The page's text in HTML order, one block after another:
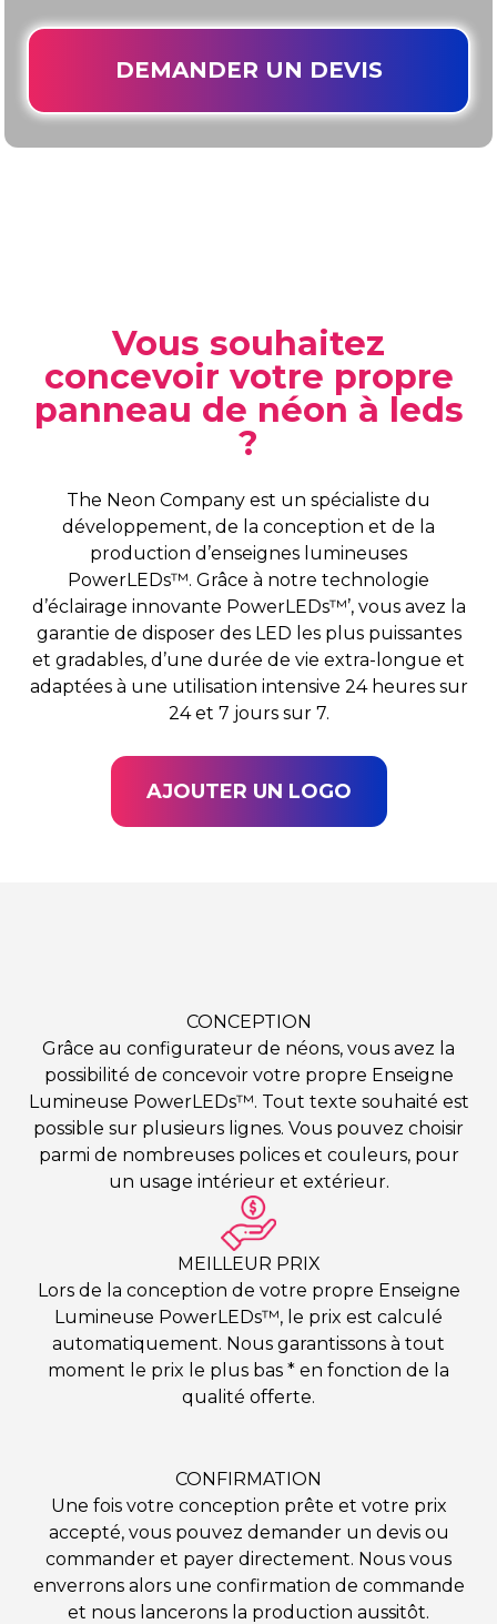
DEMANDER UN DEVIS
Vous souhaitez
concevoir votre propre
panneau de néon à leds
?
The Neon Company est un spécialiste du
développement, de la conception et de la
production d’enseignes lumineuses
PowerLEDs™. Grâce à notre technologie
d’éclairage innovante PowerLEDs™’, vous avez la
garantie de disposer des LED les plus puissantes
et gradables, d’une durée de vie extra-longue et
adaptées à une utilisation intensive 24 heures sur
24 et 7 jours sur 7.
AJOUTER UN LOGO
CONCEPTION
Grâce au configurateur de néons, vous avez la
possibilité de concevoir votre propre Enseigne
Lumineuse PowerLEDs™. Tout texte souhaité est
possible sur plusieurs lignes. Vous pouvez choisir
parmi de nombreuses polices et couleurs, pour
un usage intérieur et extérieur.
MEILLEUR PRIX
Lors de la conception de votre propre Enseigne
Lumineuse PowerLEDs™, le prix est calculé
automatiquement. Nous garantissons à tout
moment le prix le plus bas * en fonction de la
qualité offerte.
CONFIRMATION
Une fois votre conception prête et votre prix
accepté, vous pouvez demander un devis ou
commander et payer directement. Nous vous
enverrons alors une confirmation de commande
et nous lancerons la production aussitôt.